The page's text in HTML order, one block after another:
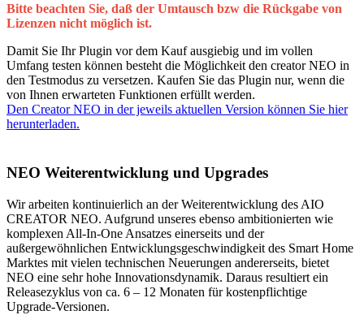
Bitte beachten Sie, daß der Umtausch bzw die Rückgabe von
Lizenzen nicht möglich ist.
Damit Sie Ihr Plugin vor dem Kauf ausgiebig und im vollen
Umfang testen können besteht die Möglichkeit den creator NEO in
den Testmodus zu versetzen. Kaufen Sie das Plugin nur, wenn die
von Ihnen erwarteten Funktionen erfüllt werden.
Den Creator NEO in der jeweils aktuellen Version können Sie hier
herunterladen.
NEO Weiterentwicklung und Upgrades
Wir arbeiten kontinuierlich an der Weiterentwicklung des AIO
CREATOR NEO. Aufgrund unseres ebenso ambitionierten wie
komplexen All-In-One Ansatzes einerseits und der
außergewöhnlichen Entwicklungsgeschwindigkeit des Smart Home
Marktes mit vielen technischen Neuerungen andererseits, bietet
NEO eine sehr hohe Innovationsdynamik. Daraus resultiert ein
Releasezyklus von ca. 6 – 12 Monaten für kostenpflichtige
Upgrade-Versionen.